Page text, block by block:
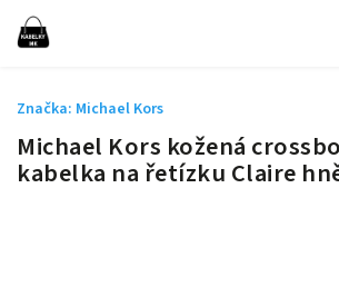
Michael Kors kožená
kabelka na řetízku Claire
Značka: Michael Kors